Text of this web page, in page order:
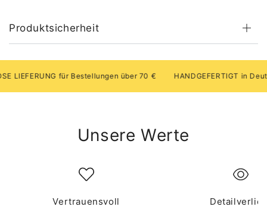
Produktsicherheit
LIEFERUNG für Bestellungen über 70 € HANDGEFERTIGT in
Unsere Werte
Vertrauensvoll